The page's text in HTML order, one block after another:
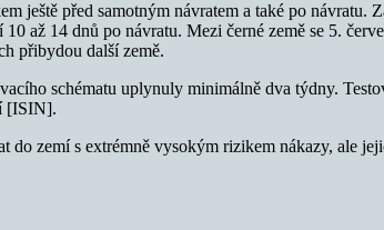
ještě před samotným návratem a také po
až 14 dnů po návratu. Mezi černé země se 5.
přibydou další země.
schématu uplynuly minimálně dva týdny.
[ISIN].
zemí s extrémně vysokým rizikem nákazy, ale